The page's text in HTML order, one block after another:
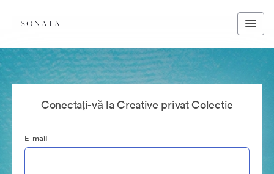
Conectați-vă la Creative privat Colectie
E-mail